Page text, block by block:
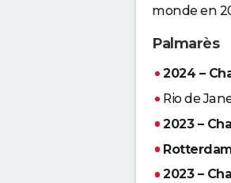
monde en
Palmarès
2024 –
Rio de
2023 –
2023 –